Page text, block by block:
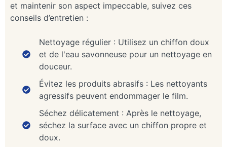
et maintenir son aspect impeccable, suivez ces
conseils d’entretien :
Nettoyage régulier : Utilisez un chiffon doux
et de l'eau savonneuse pour un nettoyage en
douceur.
Évitez les produits abrasifs : Les nettoyants
agressifs peuvent endommager le film.
Séchez délicatement : Après le nettoyage,
séchez la surface avec un chiffon propre et
doux.